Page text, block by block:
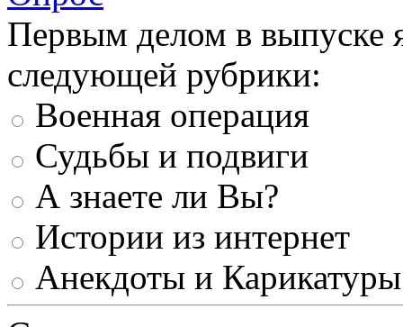
Первым делом в выпуске
следующей рубрики:
Военная операция
Судьбы и подвиги
А знаете ли Вы?
Истории из интернет
Анекдоты и Карикатуры